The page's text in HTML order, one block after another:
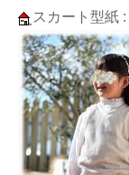
スカート型紙 :